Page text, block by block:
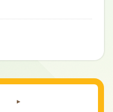
►